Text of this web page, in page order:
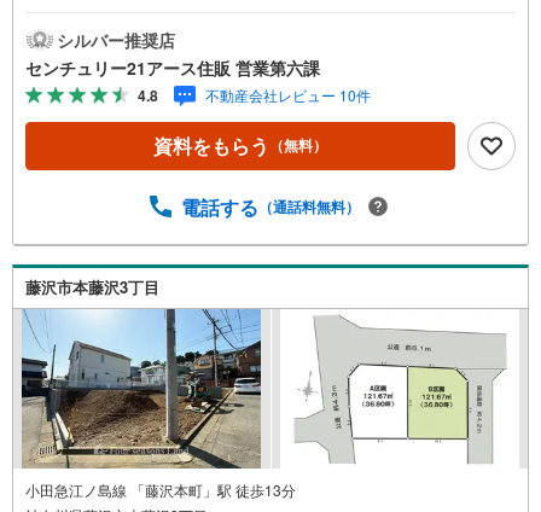
全国約970店舗あるセンチュリー21のお店。その中でも、
アメリカ本部が設ける一定基準を満たした、上位4％しか受
賞できない賞。それが「センチュリオン」です。弊社はそ
のセンチュリオンを2002年から欠かすことなく取り続けて
おります。◆住宅ローン相談会◆お客様にあった無理のな
い住宅ローンの試算やご購入の際に実際かかる諸費用の概
で、しっかりとした資金計画のアドバイスをさせて頂きま
る住宅ローンは優遇金利が0.1％変わるだけで、支払い総額
に大きな変化が生じます。取引の多い弊社は金融機関の特
色、傾向、トレンドを熟知しておりますので、お客様のニ
ーズにあった金融機関をご紹介させて頂きます。
シルバー推奨店
センチュリー21アース住販 営業第六課
4.8 不動産会社レビュー 10件
資料をもらう （無料）
電話する （通話料無料）
藤沢市本藤沢3丁目
小田急江ノ島線 「藤沢本町」駅 徒歩13分